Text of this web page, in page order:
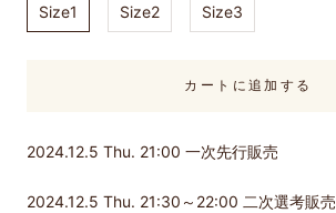
Size1 Size2 Size3
カートに追加する
2024.12.5 Thu. 21:00 一次先行販売
2024.12.5 Thu. 21:30～22:00 二次選考販売